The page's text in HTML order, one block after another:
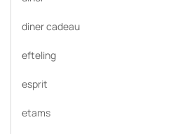
diner cadeau
efteling
esprit
etams